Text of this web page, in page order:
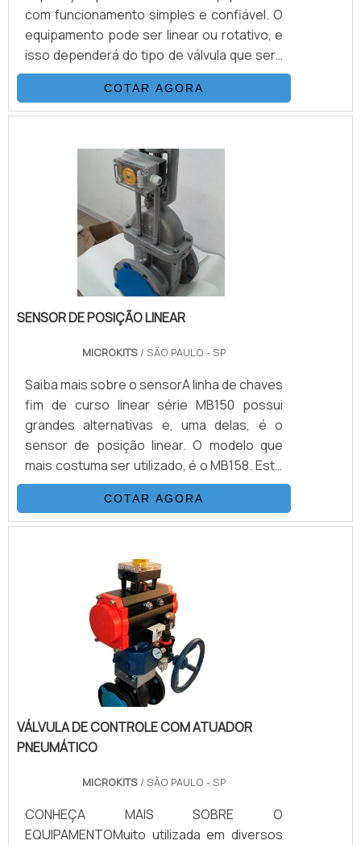
com funcionamento simples e confiável. O
equipamento pode ser linear ou rotativo, e
isso dependerá do tipo de válvula que será
aplicado. Seu acionamento é feito por uma
alimentação por ar comprimido, tanto nos
sentidos de fechamentos quanto de
pneumático simples ação, que usa molas
na sua parte interior, acionando em um dos
sentidos, sem a necessidade do ar
induzido.Benefícios oferecid.
COTAR AGORA
SENSOR DE POSIÇÃO LINEAR
MICROKITS/ SÃO PAULO - SP
Saiba mais sobre o sensorA linha de chaves
fim de curso linear série MB150 possui
grandes alternativas e, uma delas, é o
sensor de posição linear. O modelo que
mais costuma ser utilizado, é o MB158. Este
modelo é composto por: Três fios, na
tensão 10 a 30 Vcc; Curso de acionamento
de até 30 mm na versão padrão; Ou curso
MB158L.Indicações do sensor de posição
linearPara cursos maiores, que são
superiores a 70 mm, é indicado o uso do
sensor posição linear no modelo MB608 (.
COTAR AGORA
VÁLVULA DE CONTROLE COM ATUADOR
PNEUMÁTICO
MICROKITS/ SÃO PAULO - SP
CONHEÇA MAIS SOBRE O
EQUIPAMENTOMuito utilizada em diversos